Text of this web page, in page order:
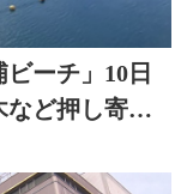
ーチ」10日
ど押し寄せ